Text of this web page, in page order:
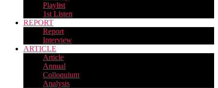
Playlist
1st Listen
REPORT
Report
Interview
ARTICLE
Article
Annual
Colloquium
Analysis